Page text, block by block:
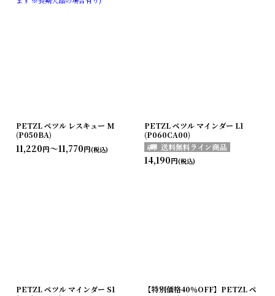
PETZL ペツル レスキュー M
(P050BA)
11,220円～11,770円(税込)
PETZL ペツル マインダー L1
(P060CA00)
14,190円(税込)
PETZL ペツル マインダー S1
【特別価格40％OFF】PETZL ペ